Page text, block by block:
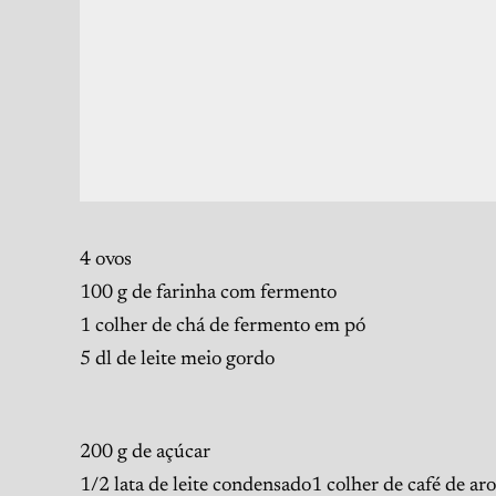
4 ovos
100 g de farinha com fermento
1 colher de chá de fermento em pó
5 dl de leite meio gordo
200 g de açúcar
1/2 lata de leite condensado1 colher de café de